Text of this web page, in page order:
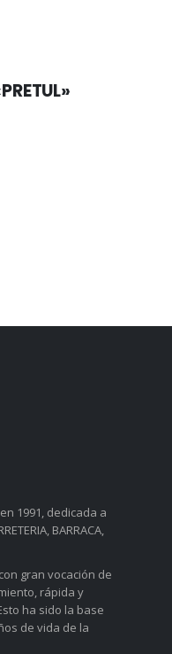
1991, dedicada a
BARRACA,
gran vocación de
rápida y
ha sido la base
de vida de la